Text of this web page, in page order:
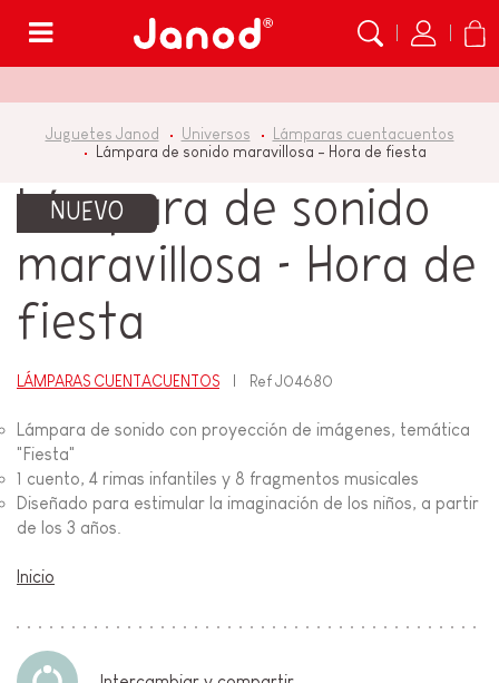
Juguetes Janod Universos
Lámparas cuentacuentos
Lámpara de sonido maravillosa - Hora de fiesta
NUEVO
Lámpara de sonido
maravillosa - Hora de
fiesta
LÁMPARAS CUENTACUENTOS RefJ04680
Lámpara de sonido con proyección de imágenes, temática
"Fiesta"
1 cuento, 4 rimas infantiles y 8 fragmentos musicales
Diseñado para estimular la imaginación de los niños, a partir
de los 3 años.
Inicio